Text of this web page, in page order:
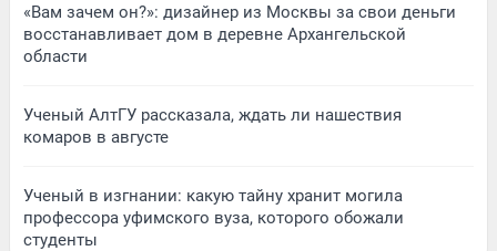
«Вам зачем он?»: дизайнер из Москвы за свои деньги
восстанавливает дом в деревне Архангельской
области
Ученый АлтГУ рассказала, ждать ли нашествия
комаров в августе
Ученый в изгнании: какую тайну хранит могила
профессора уфимского вуза, которого обожали
студенты